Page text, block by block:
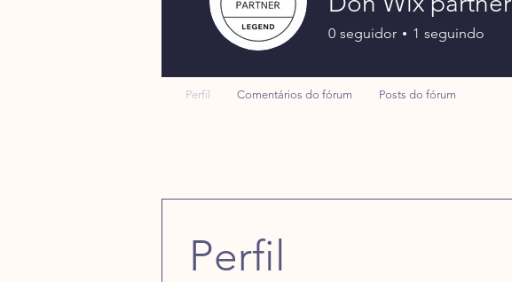
Perfil
0 seguidor 1 seguindo
Perfil Comentários do fórum Posts do fórum